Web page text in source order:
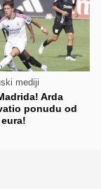
mediji
Arda
ponudu od